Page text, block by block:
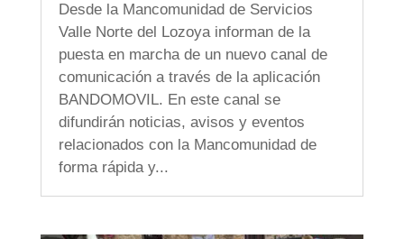
Desde la Mancomunidad de Servicios
Valle Norte del Lozoya informan de la
puesta en marcha de un nuevo canal de
comunicación a través de la aplicación
BANDOMOVIL. En este canal se
difundirán noticias, avisos y eventos
relacionados con la Mancomunidad de
forma rápida y...